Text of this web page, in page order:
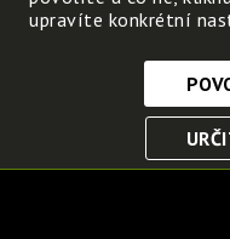
upravíte konkrétní
Nezbytně nutné
Tyto soubory cookie
funkce. Bez těchto